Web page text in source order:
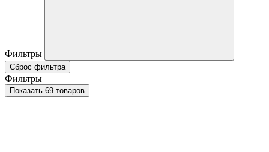
Фильтры
Сброс фильтра
Фильтры
Показать 69 товаров